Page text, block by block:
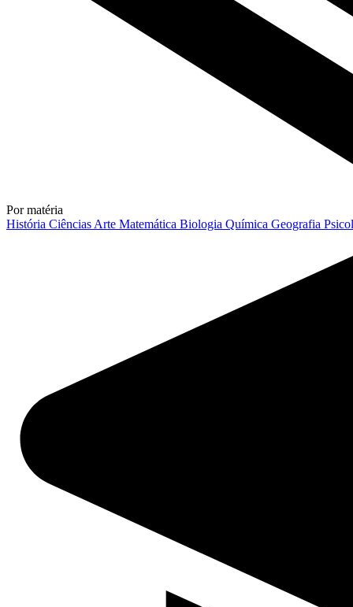
Por matéria
História Ciências Arte Matemática Biologia Química Geografia